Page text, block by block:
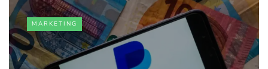
MARKETING